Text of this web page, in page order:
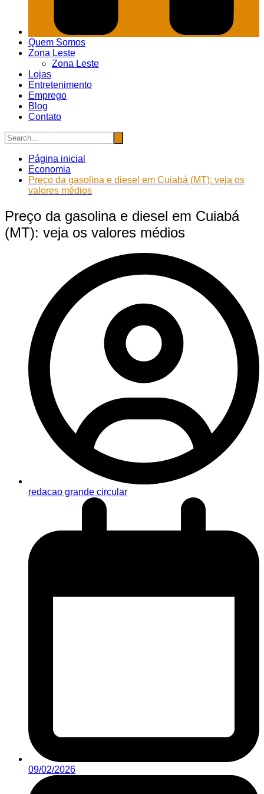
Quem Somos
Zona Leste
Zona Leste
Lojas
Entretenimento
Emprego
Blog
Contato
Página inicial
Economia
Preço da gasolina e diesel em Cuiabá (MT): veja os
valores médios
Preço da gasolina e diesel em Cuiabá
(MT): veja os valores médios
redacao grande circular
09/02/2026